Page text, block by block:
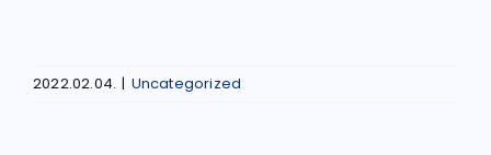
2022.02.04. | Uncategorized